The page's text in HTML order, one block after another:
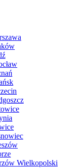
Wielkopolski